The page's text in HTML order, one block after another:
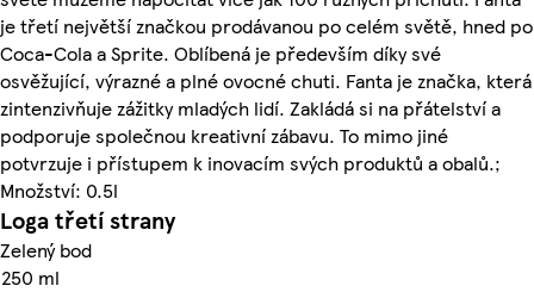
je třetí největší značkou prodávanou po celém světě, hned po
Coca-Cola a Sprite. Oblíbená je především díky své
osvěžující, výrazné a plné ovocné chuti. Fanta je značka, která
zintenzivňuje zážitky mladých lidí. Zakládá si na přátelství a
podporuje společnou kreativní zábavu. To mimo jiné
potvrzuje i přístupem k inovacím svých produktů a obalů.;
Množství: 0.5l
Loga třetí strany
Zelený bod
250 ml